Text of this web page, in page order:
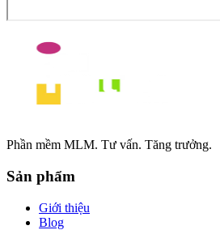
Phần mềm MLM. Tư vấn. Tăng trưởng.
Sản phẩm
Giới thiệu
Blog